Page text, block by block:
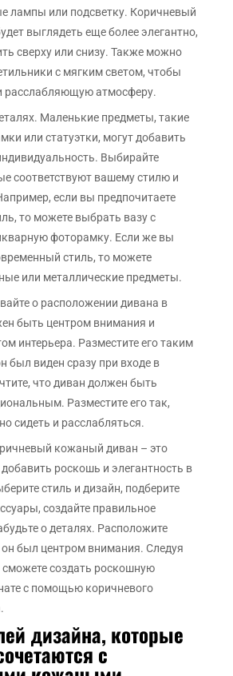
лампы или подсветку. Коричневый
выглядеть еще более элегантно,
сверху или снизу. Также можно
с мягким светом, чтобы
расслабляющую атмосферу.
Маленькие предметы, такие
или статуэтки, могут добавить
Выбирайте
соответствуют вашему стилю и
если вы предпочитаете
то можете выбрать вазу с
фоторамку. Если же вы
стиль, то можете
или металлические предметы.
о расположении дивана в
быть центром внимания и
интерьера. Разместите его таким
был виден сразу при входе в
что диван должен быть
Разместите его так,
сидеть и расслабляться.
кожаный диван – это
роскошь и элегантность в
стиль и дизайн, подберите
создайте правильное
о деталях. Расположите
был центром внимания. Следуя
создать роскошную
с помощью коричневого
дизайна, которые
с